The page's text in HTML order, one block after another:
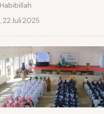
22 Juli 2025